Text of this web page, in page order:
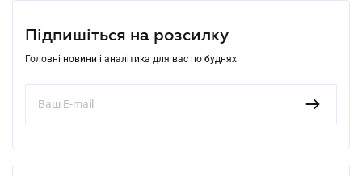
Підпишіться на розсилку
Головні новини і аналітика для вас по буднях